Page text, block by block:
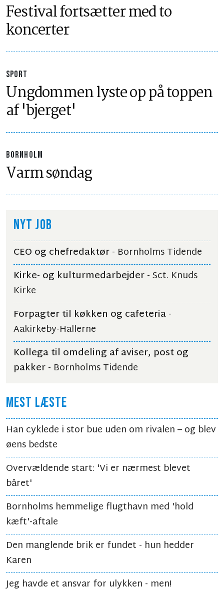
Festival fortsætter med to
koncerter
SPORT
Ungdommen lyste op på toppen
af 'bjerget'
BORNHOLM
Varm søndag
NYT JOB
CEO og chefredaktør- Bornholms Tidende
Kirke- og kulturmedarbejder- Sct. Knuds
Kirke
Forpagter til køkken og cafeteria-
Aakirkeby-Hallerne
Kollega til omdeling af aviser, post og
pakker- Bornholms Tidende
MEST LÆSTE
Han cyklede i stor bue uden om rivalen – og blev
øens bedste
Overvældende start: 'Vi er nærmest blevet
båret'
Bornholms hemmelige flugthavn med 'hold
kæft'-aftale
Den manglende brik er fundet - hun hedder
Karen
Jeg havde et ansvar for ulykken - men!